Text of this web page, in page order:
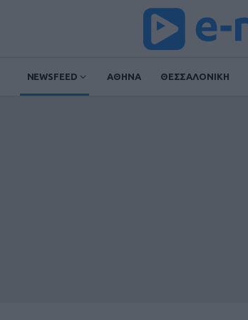
NEWSFEED ΑΘΗΝΑ ΘΕΣΣΑΛΟΝΙΚΗ